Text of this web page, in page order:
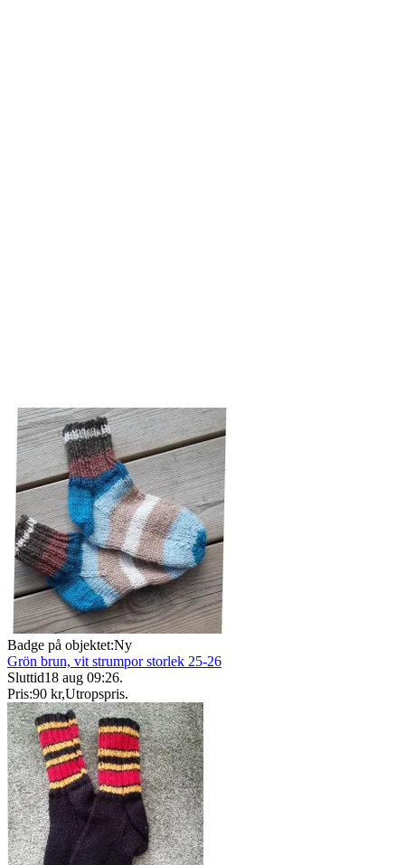
Badge på objektet:Ny
Grön brun, vit strumpor storlek 25-26
Sluttid18 aug 09:26.
Pris:90 kr,Utropspris.